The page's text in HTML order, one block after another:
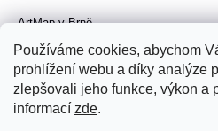
Používáme cookies, abychom
prohlížení webu a díky analýze
zlepšovali jeho funkce, výkon a
informací zde.
ArtMap v Brně
Radnická 4, Brno
úterý–pátek 11–19 h
sobota 14–19 h
+420 702 152 298